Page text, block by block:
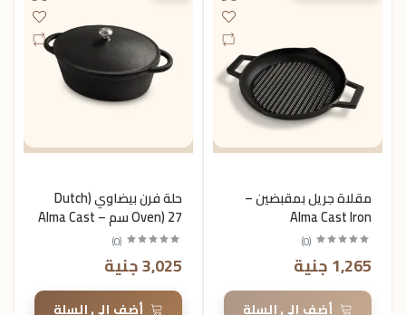
حلة فرن بيضاوي (Dutch
Oven) 27 سم – Alma Cast
Iron
(
0
)
3,025 جنية
أضف إلى السلة
مقلاة جريل بمقبضين –
Alma Cast Iron
(
0
)
1,265 جنية
أضف إلى السلة